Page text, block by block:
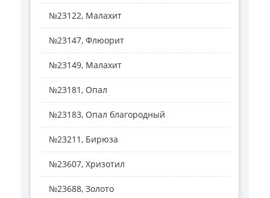
№23122, Малахит
№23147, Флюорит
№23149, Малахит
№23181, Опал
№23183, Опал благородный
№23211, Бирюза
№23607, Хризотил
№23688, Золото